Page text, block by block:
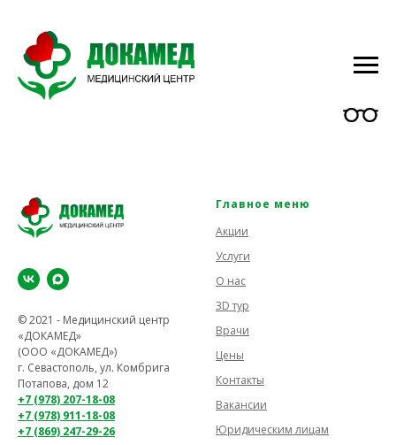
© 2021 - Медицинский центр
«ДОКАМЕД»
(ООО «ДОКАМЕД»)
г. Севастополь, ул. Комбрига
Потапова, дом 12
+7 (978) 207-18-08
+7 (978) 911-18-08
+7 (869) 247-29-26
Главное меню
Акции
Услуги
О нас
3D тур
Врачи
Цены
Контакты
Вакансии
Юридическим лицам